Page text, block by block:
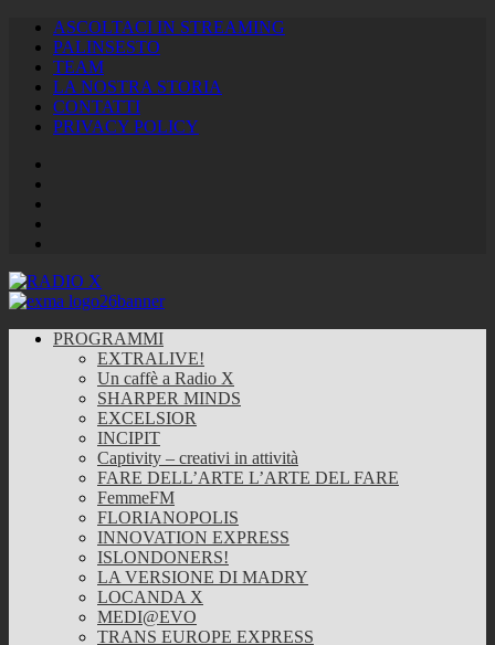
ASCOLTACI IN STREAMING
PALINSESTO
TEAM
LA NOSTRA STORIA
CONTATTI
PRIVACY POLICY
PROGRAMMI
EXTRALIVE!
Un caffè a Radio X
SHARPER MINDS
EXCELSIOR
INCIPIT
Captivity – creativi in attività
FARE DELL’ARTE L’ARTE DEL FARE
FemmeFM
FLORIANOPOLIS
INNOVATION EXPRESS
ISLONDONERS!
LA VERSIONE DI MADRY
LOCANDA X
MEDI@EVO
TRANS EUROPE EXPRESS